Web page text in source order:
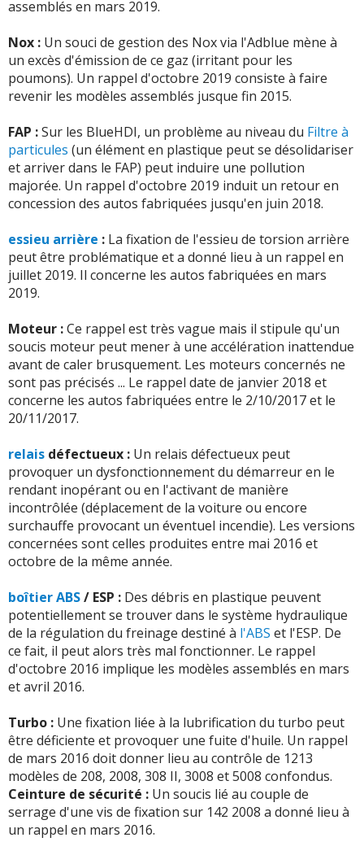
-Bougies mortes à 25 000kms - clim fonctionne
tableau de bord(+)
-Moteur à remplacer à 115000 km d'après le garage
Peugeot, malgré un entretien niquel dans le réseau
>>
-Amortisseurs AV changés à 80000k - Courroie de
distribution changée à 81500k - Consommation d'huile
très importante - Moteur changé à 91500k(+)
-. dû changer les amortos avant 50000km à cause de
claquements ( garagiste indique que c'est du a un pb
connu d'evacuation de l'eau sous le parebrise ...Lire la
suite >>
-Changement courroie de distribution à 35000 km -
changement amortisseur à 80000km - consommation
d'huile de plus de 1 litre au 1000 km - Toutes sort ...Lire
la suite >>
-Courroie de distribution ,pompe a eau ,galets ,pompe a
-De gros problèmes sont annoncés vers 60 000 km, le
moteur pure tech étant en cause, donc je vais tenter de
m'en séparer sans trop de perte(+)
-Moteur cassé Courroie et segmentation(+)
-Consommation d'huile à partir entre 80000 Km et
100000 km. - Courroie de distribution à changer avant
les 100000 km(+)
poulie distribution hs avec courroie et tendeur joints de
catalyseur bouchon de reservoire adblue pn ...Lire la
suite >>
démarrage au tableau de bord après avoir contacté
peugeot Bd des états unis a toulouse pour savoir ...Lire
la suite >>
-Rails siège conducteur changé. (+)
-Amortisseurs à changer à 88.000km / plus de 5e
vistesse à 104.000km (problème synchro et 5e pignon
mort...). ça fait beaucoup pour une voiture co ... Lire la
suite >>
-Amortisseurs avant à changer pour un montant
d'environ 450, une participation de 100 proposé par
Peugeot en vue du changement prématuré de ces ... Lire
la suite >>
-Changement pieces turbo prise en garantie car
de vidange qui se casse 1 jour apres la revis ...Lire la
suite >>
-Changement pieces turbo prise en garantie car
extension prise des l'achat du véhicule sinon 400€ -
Soucis joint de vidange qui casse sur mon vehicul ...
la suite >>
-Changement Haut parleur avg à 10000 kms (ne
fonctionnait plus). - Changement joint entrée de porte
avg à 30000 kms (se déchirait au niveau de la s ...Lire la
suite >>
-A 160 000Km je dois changer les amortisseurs avants, je
suis surpris de les changer maintenant. - De plus comme
quelques messages moi aussi le volant ...
Lire la suite >>
-Changement des amortisseurs a 50000km pour une
voiture qui n'a pas 4 ans me paraît plutot choquant frais
engagés 498 euros.le garagiste n'était pas ...Lire la suite
>>
-Amortisseurs(+)
soudaine,alarme sonore,allumage orange fixe du témoin
moteur associée à défaut abs esp asr. - Diagnost ...
la suite >>
-Pour l'instant 47000 km et RAS mais......(+)
-Amortisseurs avant Hs changés à 93 000 kms(+)
1 injecteur HS a 55550 kms
-Decrits ci-dessus (+)
-Amortisseurs AV et butées changés à 54000 km et de
nouveau à 93000. Pas de prise en charge Peugeot,
malgré mon insistance. - Problème système n ...
Lire la
suite >>
-- Problème et changement d'injecteur (120000km) -
Triangles suspension, échangeur air air ...(124000km)
-2 amortisseurs av changé à 115000 km
-Une panne d'injecteur. Rétroviseur gauche qui ne se
plie pas à la fermeture de véhicule.(+)
+ d'INFOS sur la déclinaison 1.6 HDI 115 ch>>
assemblés en mars 2019.
Nox : Un souci de gestion des Nox via l'Adblue mène à
un excès d'émission de ce gaz (irritant pour les
poumons). Un rappel d'octobre 2019 consiste à faire
revenir les modèles assemblés jusque fin 2015.
FAP :Sur les BlueHDI, un problème au niveau du Filtre à
particules (un élément en plastique peut se désolidariser
et arriver dans le FAP) peut induire une pollution
majorée. Un rappel d'octobre 2019 induit un retour en
concession des autos fabriquées jusqu'en juin 2018.
essieu arrière : La fixation de l'essieu de torsion arrière
peut être problématique et a donné lieu à un rappel en
juillet 2019. Il concerne les autos fabriquées en mars
2019.
Moteur :Ce rappel est très vague mais il stipule qu'un
soucis moteur peut mener à une accélération inattendue
avant de caler brusquement. Les moteurs concernés ne
sont pas précisés ... Le rappel date de janvier 2018 et
concerne les autos fabriquées entre le 2/10/2017 et le
20/11/2017.
relais défectueux : Un relais défectueux peut
provoquer un dysfonctionnement du démarreur en le
rendant inopérant ou en l'activant de manière
incontrôlée (déplacement de la voiture ou encore
surchauffe provocant un éventuel incendie). Les versions
concernées sont celles produites entre mai 2016 et
octobre de la même année.
boîtier ABS/ ESP : Des débris en plastique peuvent
potentiellement se trouver dans le système hydraulique
de la régulation du freinage destiné à l'ABS et l'ESP. De
ce fait, il peut alors très mal fonctionner. Le rappel
d'octobre 2016 implique les modèles assemblés en mars
et avril 2016.
Turbo : Une fixation liée à la lubrification du turbo peut
être déficiente et provoquer une fuite d'huile. Un rappel
de mars 2016 doit donner lieu au contrôle de 1213
modèles de 208, 2008, 308 II, 3008 et 5008 confondus.
Ceinture de sécurité : Un soucis lié au couple de
serrage d'une vis de fixation sur 142 2008 a donné lieu à
un rappel en mars 2016.